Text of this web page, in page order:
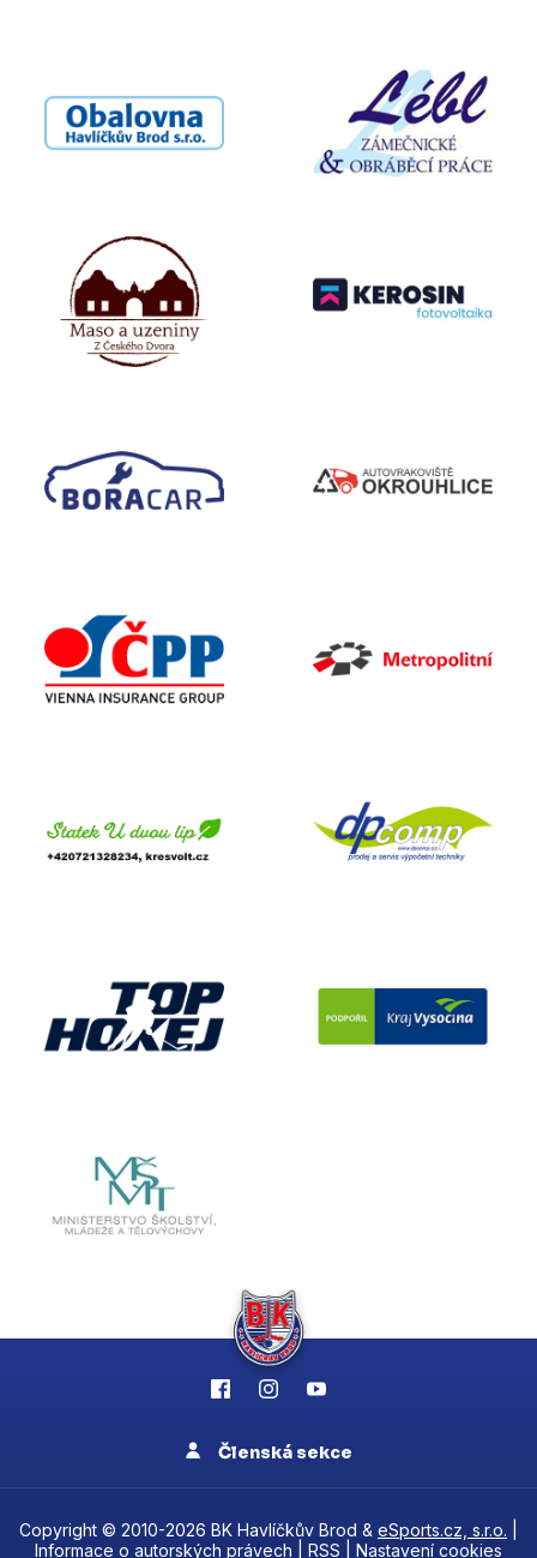
Členská sekce
Copyright © 2010-2026 BK Havlíčkův Brod & eSports.cz, s.r.o.
Informace o autorských právech
RSS Nastavení cookies